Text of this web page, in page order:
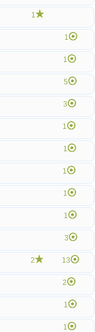
1
1
1
5
3
1
1
1
1
1
3
2 13
2
1
1